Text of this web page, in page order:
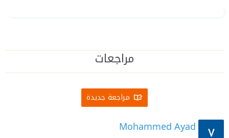
مراجعات
مراجعة جديدة
Mohammed Ayad